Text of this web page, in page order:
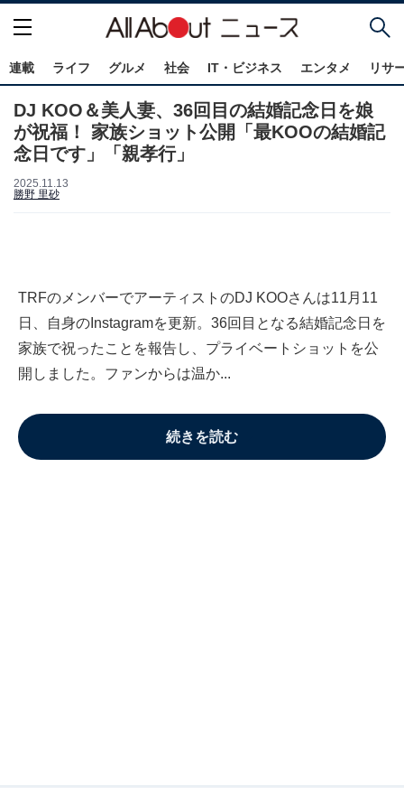
連載 ライフ グルメ 社会 IT・ビジネス エンタメ リサ
DJ KOO＆美人妻、36回目の結婚記念日を娘
が祝福！ 家族ショット公開「最KOOの結婚記
念日です」「親孝行」
2025.11.13
勝野 里砂
TRFのメンバーでアーティストのDJ KOOさんは11月11
日、自身のInstagramを更新。36回目となる結婚記念日を
家族で祝ったことを報告し、プライベートショットを公
開しました。ファンからは温か...
続きを読む